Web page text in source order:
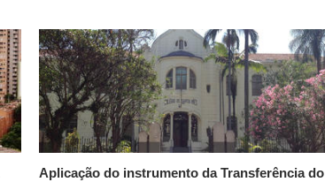
Aplicação do instrumento da Transferência do